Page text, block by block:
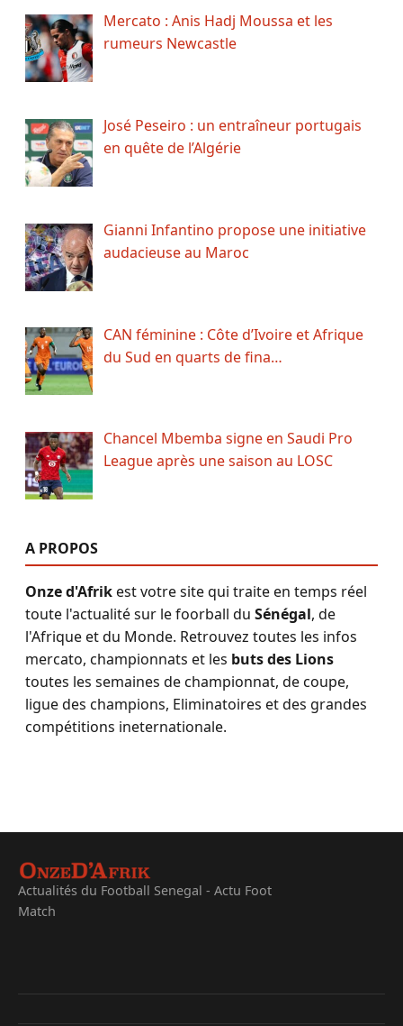
Mercato : Anis Hadj Moussa et les
rumeurs Newcastle
José Peseiro : un entraîneur portugais
en quête de l’Algérie
Gianni Infantino propose une initiative
audacieuse au Maroc
CAN féminine : Côte d’Ivoire et Afrique
du Sud en quarts de fina…
Chancel Mbemba signe en Saudi Pro
League après une saison au LOSC
A PROPOS
Onze d'Afrikest votre site qui traite en temps réel
toute l'actualité sur le foorball du Sénégal, de
l'Afrique et du Monde. Retrouvez toutes les infos
mercato, championnats et les buts des Lions
toutes les semaines de championnat, de coupe,
ligue des champions, Eliminatoires et des grandes
compétitions ineternationale.
Actualités du Football Senegal - Actu Foot
Match